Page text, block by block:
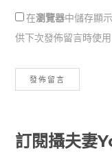
在瀏覽器中儲存顯
供下次發佈留言時使用
訂閱攝夫妻